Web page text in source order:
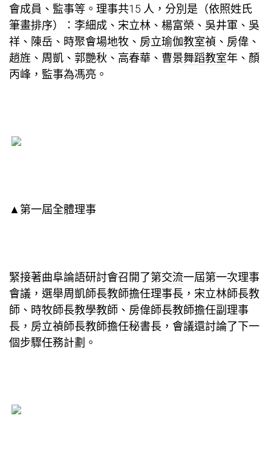
會成員、監事等。理事共15 人，分別是（依照姓氏
筆畫排序）：李細成、宋立林、楊富榮、吳井軍、吳
祥、陳岳、時聚會場地牧、房立瑜伽教室禎、房偉、
趙旌、周凱、郭艷秋、高春華、曹景舞蹈教室年、顏
丙峰，監事為馮亮。
▲第一屆全體理事
緊接著曲阜論語研討會召開了第交流一屆第一次理事
會議，選舉周凱師長教師擔任理事長，宋立林師長教
師、時牧師長教學教師、房偉師長教師擔任副理事
長，房立禎師長教師擔任秘書長，會議還討論了下一
個步驟任務計劃。